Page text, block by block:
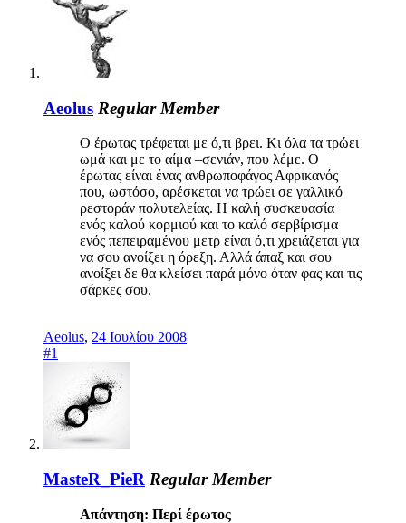
Aeolus Regular Member
Ο έρωτας τρέφεται με ό,τι βρει. Κι όλα τα τρώει
ωμά και με το αίμα –σενιάν, που λέμε. Ο
έρωτας είναι ένας ανθρωποφάγος Αφρικανός
που, ωστόσο, αρέσκεται να τρώει σε γαλλικό
ρεστοράν πολυτελείας. Η καλή συσκευασία
ενός καλού κορμιού και το καλό σερβίρισμα
ενός πεπειραμένου μετρ είναι ό,τι χρειάζεται για
να σου ανοίξει η όρεξη. Αλλά άπαξ και σου
ανοίξει δε θα κλείσει παρά μόνο όταν φας και τις
σάρκες σου.
Aeolus, 24 Ιουλίου 2008
#1
MasteR_PieR Regular Member
Απάντηση: Περί έρωτος